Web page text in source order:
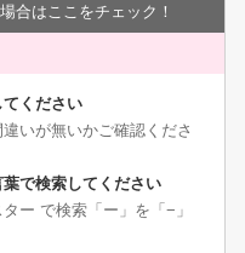
合はここをチェック！
ください
いが無いかご確認くださ
で検索してください
で検索「ー」を「−」